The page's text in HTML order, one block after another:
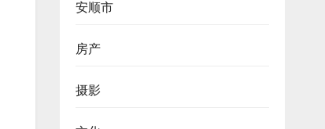
安顺市
房产
摄影